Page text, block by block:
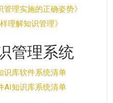
理实施的正确姿势》
理解知识管理》
管理系统
识库软件系统清单
AI知识库系统清单